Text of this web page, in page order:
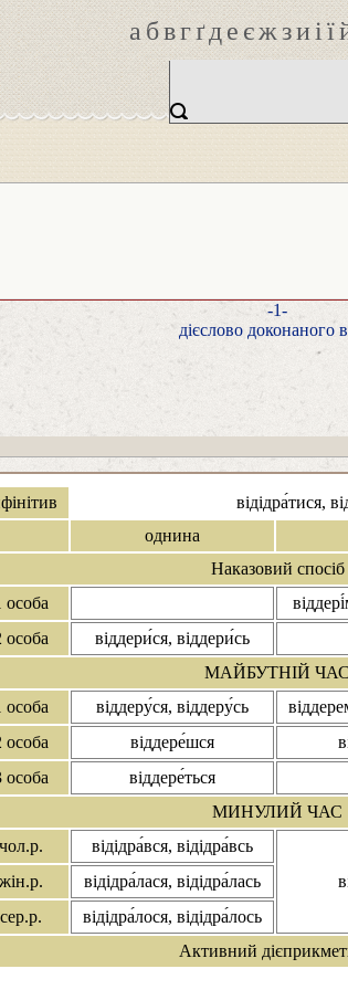
абвгґдеєжзиії
-1-
дієслово доконаного
відідра́тися,
однина
Наказовий спосіб
особа
особа
віддери́ся, віддери́сь
МАЙБУТНІЙ ЧАС
особа
віддеру́ся, віддеру́сь
особа
віддере́шся
особа
віддере́ться
МИНУЛИЙ ЧАС
чол.р.
відідра́вся, відідра́всь
жін.р.
відідра́лася, відідра́лась
сер.р.
відідра́лося, відідра́лось
Активний